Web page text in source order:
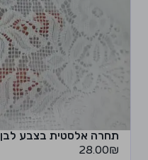
תחרה אלסטית בצבע לבן 15 ס"מ
28.00₪